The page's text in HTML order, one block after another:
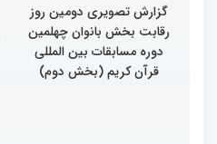
گزارش تصویری دومین روز
رقابت بخش بانوان چهلمین
دوره مسابقات بین المللی
قرآن کریم (بخش دوم)